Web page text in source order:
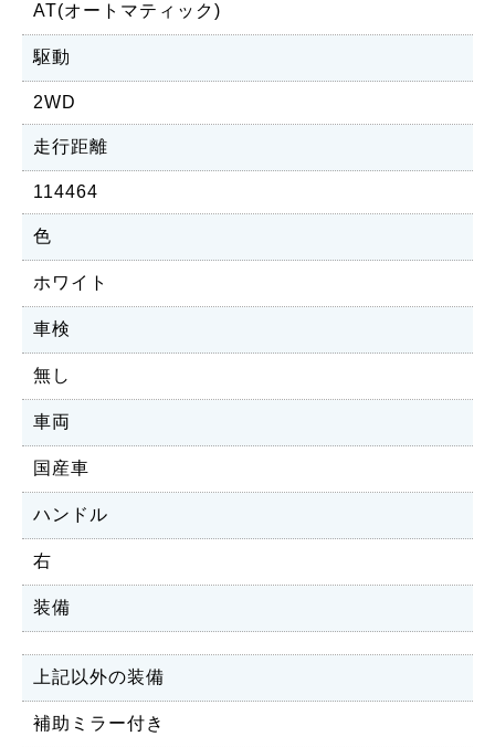
AT(オートマティック)
駆動
2WD
走行距離
114464
色
ホワイト
車検
無し
車両
国産車
ハンドル
右
装備
上記以外の装備
補助ミラー付き